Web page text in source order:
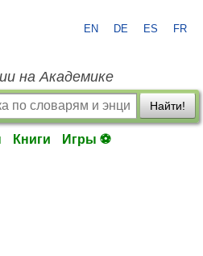
EN DE ES FR
на Академике
Найти!
Книги Игры ⚽